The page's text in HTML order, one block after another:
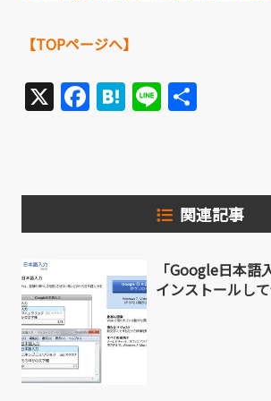
【TOPページへ】
X Facebook
Hatena
Line
関連記事
「Google日本
インストールして